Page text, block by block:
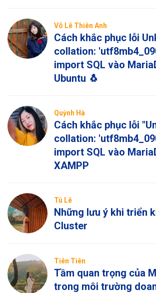
Võ Lê Thiên Anh
Cách khắc phục lỗi
collation:
import SQL vào
Ubuntu 🐧
Quỳnh Hà
Cách khắc phục lỗi
collation:
import SQL vào
XAMPP
Tú Lê
Những lưu ý khi triển
Cluster
Tiên Tiên
Tầm quan trọng của
trong môi trường